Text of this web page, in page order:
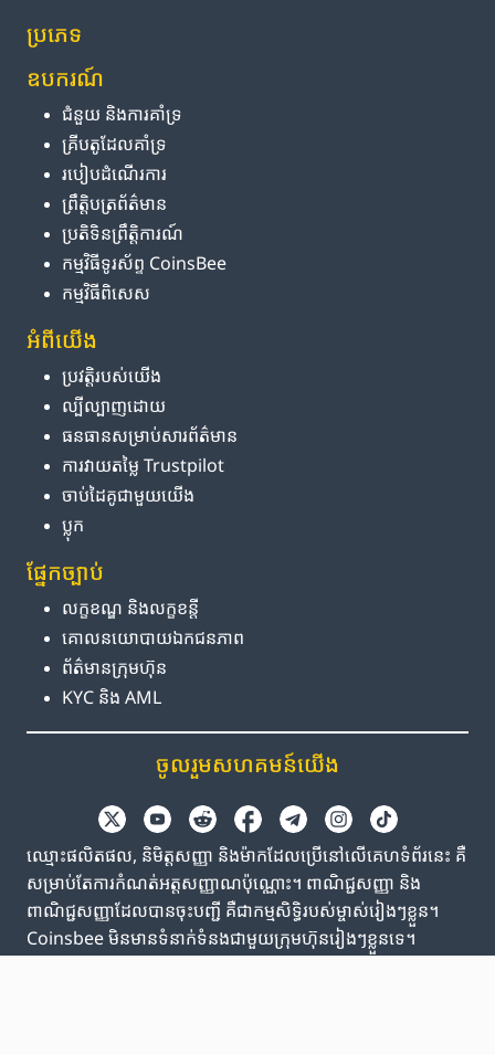
ប្រភេទ
ឧបករណ៍
ជំនួយ និង​ការ​គាំទ្រ
គ្រីបតូ​ដែល​គាំទ្រ
របៀប​ដំណើរការ
ព្រឹត្តិបត្រ​ព័ត៌មាន
ប្រតិទិន​ព្រឹត្តិការណ៍
កម្មវិធី​ទូរស័ព្ទ CoinsBee
កម្មវិធីពិសេស
អំពី​យើង
ប្រវត្តិ​របស់​យើង
ល្បីល្បាញ​ដោយ
ធនធាន​សម្រាប់​សារព័ត៌មាន
ការ​វាយតម្លៃ Trustpilot
ចាប់ដៃគូ​ជាមួយ​យើង
ប្លុក
ផ្នែក​ច្បាប់
លក្ខខណ្ឌ និង​លក្ខខន្តី
គោលនយោបាយ​ឯកជនភាព
ព័ត៌មាន​ក្រុមហ៊ុន
KYC និង AML
ចូលរួម​សហគមន៍​យើង
ឈ្មោះផលិតផល, និមិត្តសញ្ញា និងម៉ាកដែលប្រើនៅលើគេហទំព័រនេះ គឺ
សម្រាប់តែការកំណត់អត្តសញ្ញាណប៉ុណ្ណោះ។ ពាណិជ្ជសញ្ញា និង
ពាណិជ្ជសញ្ញាដែលបានចុះបញ្ជី គឺជាកម្មសិទ្ធិរបស់ម្ចាស់រៀងៗខ្លួន។
Coinsbee មិនមានទំនាក់ទំនងជាមួយក្រុមហ៊ុនរៀងៗខ្លួនទេ។